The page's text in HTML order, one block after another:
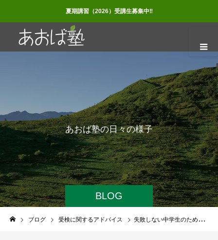
夏期講習（2026）受講生募集中‼
BLOG
あおば塾の日々の様子
ブログ 受検に関するアドバイス 失敗しない中学生のための塾選び術：成績UPから学習環境まで徹底解説